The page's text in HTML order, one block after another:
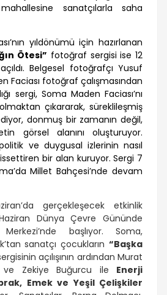
sanatçılarla saha
yıldönümü için hazırlanan
Ötesi” fotoğraf sergisi ise 12
Belgesel fotoğrafçı Yusuf
Faciası fotoğraf çalışmasından
sergi, Soma Maden Faciası’nı
çıkararak, süreklileşmiş
donmuş bir zamanın değil,
görsel alanını oluşturuyor.
ve duygusal izlerinin nasıl
bir alan kuruyor. Sergi 7
Millet Bahçesi’nde devam
gerçekleşecek etkinlik
Dünya Çevre Gününde
başlıyor. Soma,
sanatçı çocukların “Başka
açılışının ardından Murat
ve Zekiye Buğurcu ile Enerji
Emek ve Yeşil Çelişkiler